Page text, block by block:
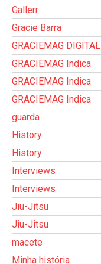
Gallerr
Gracie Barra
GRACIEMAG DIGITAL
GRACIEMAG Indica
GRACIEMAG Indica
GRACIEMAG Indica
guarda
History
History
Interviews
Interviews
Jiu-Jitsu
Jiu-Jitsu
macete
Minha história